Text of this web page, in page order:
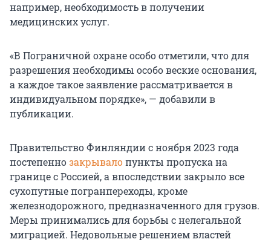
например, необходимость в получении
медицинских услуг.
«В Пограничной охране особо отметили, что для
разрешения необходимы особо веские основания,
а каждое такое заявление рассматривается в
индивидуальном порядке», — добавили в
публикации.
Правительство Финляндии с ноября 2023 года
постепеннозакрывалопункты пропуска на
границе с Россией, а впоследствии закрыло все
сухопутные погранпереходы, кроме
железнодорожного, предназначенного для грузов.
Меры принимались для борьбы с нелегальной
миграцией. Недовольные решением властей